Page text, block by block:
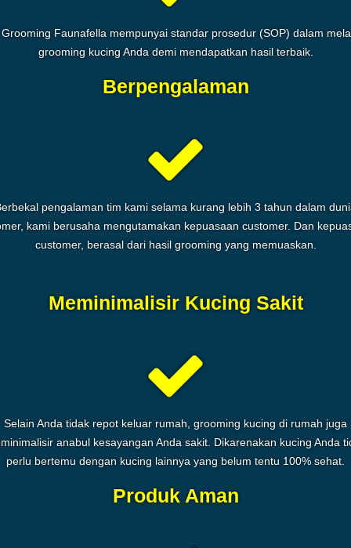
Faunafella mempunyai standar prosedur (SOP) dalam
grooming kucing Anda demi mendapatkan hasil terbaik.
Berpengalaman
pengalaman tim kami selama kurang lebih 3 tahun dalam
kami berusaha mengutamakan kepuasaan customer. Dan
customer, berasal dari hasil grooming yang memuaskan.
Meminimalisir Kucing Sakit
Selain Anda tidak repot keluar rumah, grooming kucing di rumah juga
anabul kesayangan Anda sakit. Dikarenakan kucing Anda
perlu bertemu dengan kucing lainnya yang belum tentu 100% sehat.
Produk Aman